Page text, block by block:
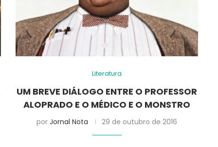
Literatura
UM BREVE DIÁLOGO ENTRE O PROFESSOR
ALOPRADO E O MÉDICO E O MONSTRO
porJornal Nota 29 de outubro de 2016